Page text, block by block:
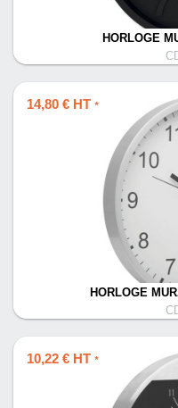
HORLOGE
14,80 € HT *
HORLOGE
10,22 € HT *